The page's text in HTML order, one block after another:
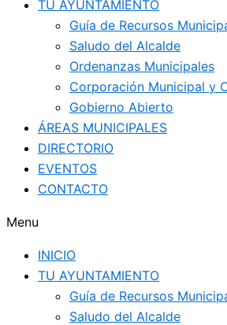
TU AYUNTAMIENTO
Guía de Recursos
Saludo del Alcalde
Ordenanzas Municipales
Corporación Municipal y
Gobierno Abierto
ÁREAS MUNICIPALES
DIRECTORIO
EVENTOS
CONTACTO
Menu
INICIO
TU AYUNTAMIENTO
Guía de Recursos
Saludo del Alcalde